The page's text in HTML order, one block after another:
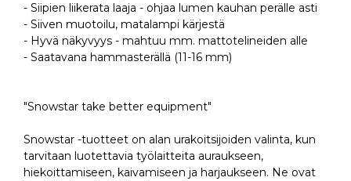
- Siipien liikerata laaja - ohjaa lumen kauhan perälle asti
- Siiven muotoilu, matalampi kärjestä
- Hyvä näkyvyys - mahtuu mm. mattotelineiden alle
- Saatavana hammasterällä (11-16 mm)
"Snowstar take better equipment"
Snowstar -tuotteet on alan urakoitsijoiden valinta, kun
tarvitaan luotettavia työlaitteita auraukseen,
hiekoittamiseen, kaivamiseen ja harjaukseen. Ne ovat